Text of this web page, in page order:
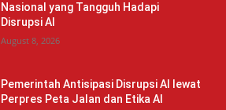
Nasional yang Tangguh Hadapi
Disrupsi AI
August 8, 2026
Pemerintah Antisipasi Disrupsi AI lewat
Perpres Peta Jalan dan Etika AI